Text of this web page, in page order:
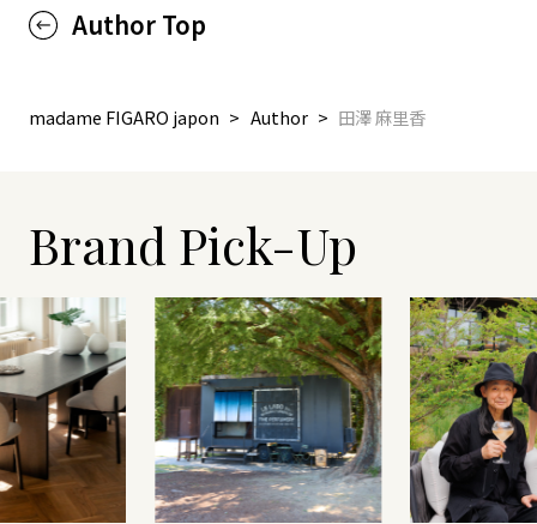
Author Top
madame FIGARO japon Author 田澤 麻里香
Brand Pick-Up